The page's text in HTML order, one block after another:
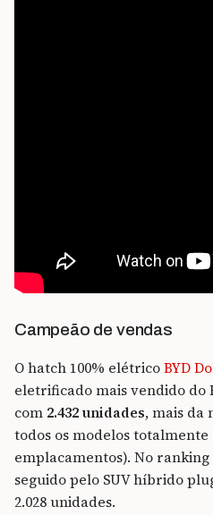
Campeão de vendas
O hatch 100% elétricoBYD
eletrificado mais vendido do
com 2.432 unidades, mais da
todos os modelos totalmente
emplacamentos). No
seguido pelo SUV híbrido
2.028 unidades.